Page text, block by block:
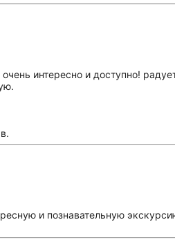
интересно и доступно!
и познавательную